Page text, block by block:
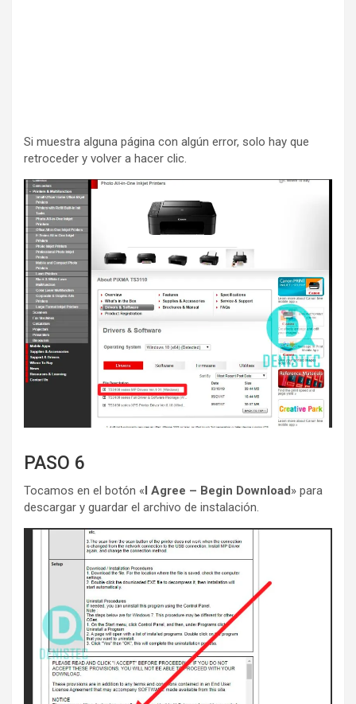
Si muestra alguna página con algún error, solo hay que
retroceder y volver a hacer clic.
PASO 6
Tocamos en el botón «I Agree – Begin Download» para
descargar y guardar el archivo de instalación.